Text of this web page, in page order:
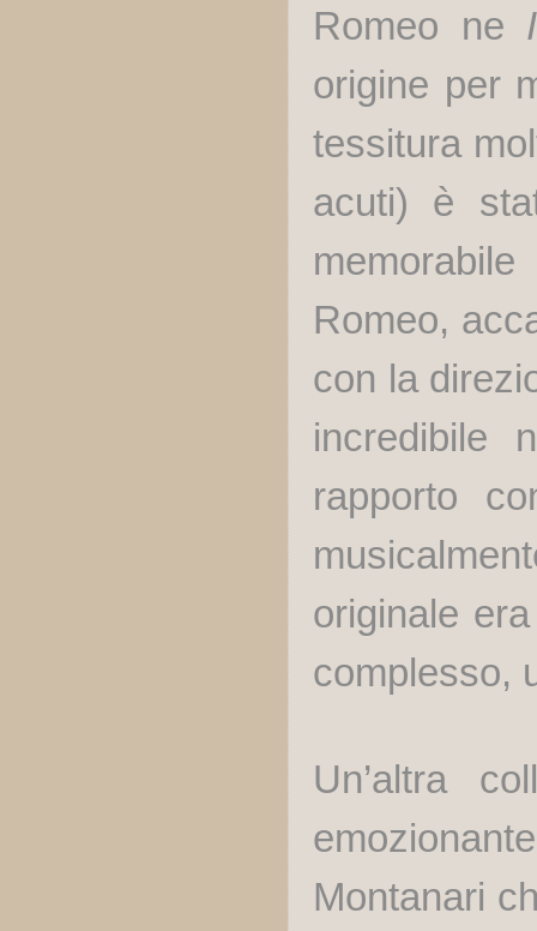
Romeo ne
origine per
tessitura
acuti) è
Romeo,
con la
incredibile
rapporto
originale
complesso,
Un’altra
Montanari